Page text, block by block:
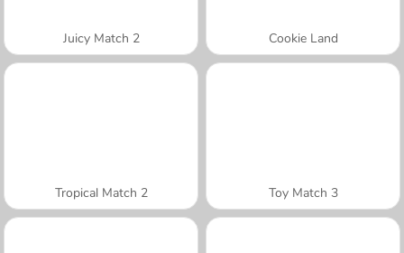
Juicy Match 2 Cookie Land
Tropical Match 2 Toy Match 3